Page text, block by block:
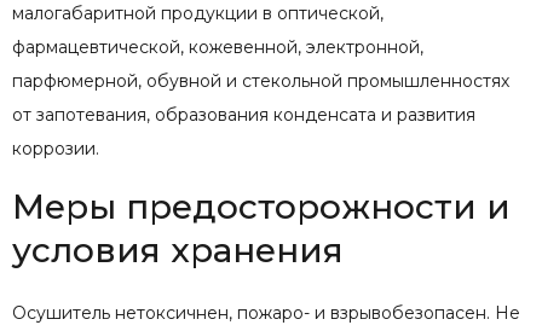
малогабаритной продукции в оптической,
фармацевтической, кожевенной, электронной,
парфюмерной, обувной и стекольной промышленностях
от запотевания, образования конденсата и развития
коррозии.
Меры предосторожности и
условия хранения
Осушитель нетоксичнен, пожаро- и взрывобезопасен. Не